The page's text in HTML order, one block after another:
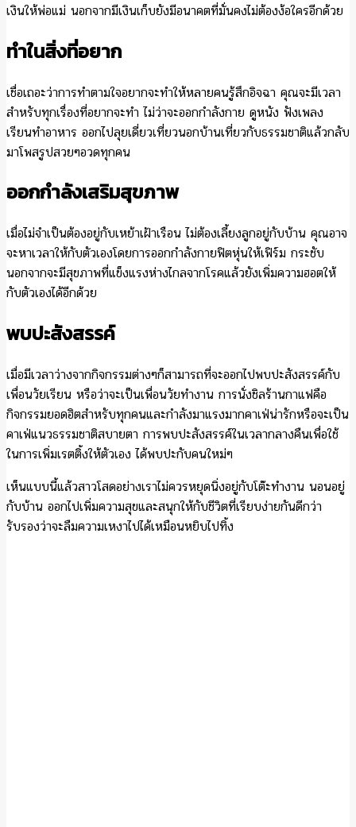
เงินให้พ่อแม่ นอกจากมีเงินเก็บยังมีอนาคตที่มั่นคงไม่ต้องง้อใครอีกด้วย
ทำในสิ่งที่อยาก
เชื่อเถอะว่าการทำตามใจอยากจะทำให้หลายคนรู้สึกอิจฉา คุณจะมีเวลา
สำหรับทุกเรื่องที่อยากจะทำ ไม่ว่าจะออกกำลังกาย ดูหนัง ฟังเพลง
เรียนทำอาหาร ออกไปลุยเดี่ยวเที่ยวนอกบ้านเที่ยวกับธรรมชาติแล้วกลับ
มาโพสรูปสวยๆอวดทุกคน
ออกกำลังเสริมสุขภาพ
เมื่อไม่จำเป็นต้องอยู่กับเหย้าเฝ้าเรือน ไม่ต้องเลี้ยงลูกอยู่กับบ้าน คุณอาจ
จะหาเวลาให้กับตัวเองโดยการออกกำลังกายฟิตหุ่นให้เฟิร์ม กระชับ
นอกจากจะมีสุขภาพที่แข็งแรงห่างไกลจากโรคแล้วยังเพิ่มความฮอตให้
กับตัวเองได้อีกด้วย
พบปะสังสรรค์
เมื่อมีเวลาว่างจากกิจกรรมต่างๆก็สามารถที่จะออกไปพบปะสังสรรค์กับ
เพื่อนวัยเรียน หรือว่าจะเป็นเพื่อนวัยทำงาน การนั่งชิลร้านกาแฟคือ
กิจกรรมยอดฮิตสำหรับทุกคนและกำลังมาแรงมากคาเฟ่น่ารักหรือจะเป็น
คาเฟ่แนวธรรมชาติสบายตา การพบปะสังสรรค์ในเวลากลางคืนเพื่อใช้
ในการเพิ่มเรตติ้งให้ตัวเอง ได้พบปะกับคนใหม่ๆ
เห็นแบบนี้แล้วสาวโสดอย่างเราไม่ควรหยุดนิ่งอยู่กับโต๊ะทำงาน นอนอยู่
กับบ้าน ออกไปเพิ่มความสุขและสนุกให้กับชีวิตที่เรียบง่ายกันดีกว่า
รับรองว่าจะลืมความเหงาไปได้เหมือนหยิบไปทิ้ง